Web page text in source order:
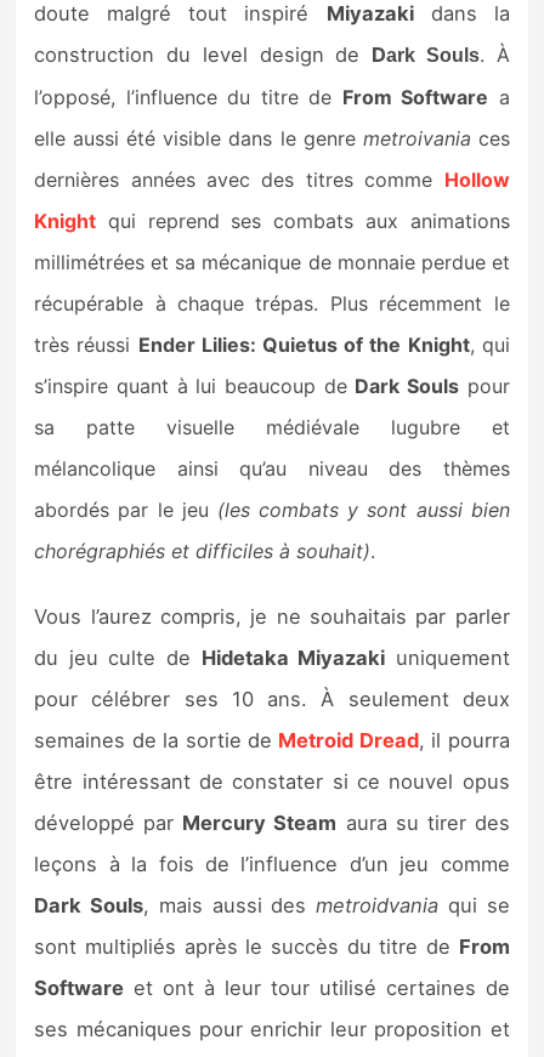
doute malgré tout inspiré Miyazakidans la
construction du level design de Dark Souls. À
l’opposé, l’influence du titre de From Software a
elle aussi été visible dans le genre metroivania ces
dernières années avec des titres comme Hollow
Knight qui reprend ses combats aux animations
millimétrées et sa mécanique de monnaie perdue et
récupérable à chaque trépas. Plus récemment le
très réussi Ender Lilies: Quietus of the Knight, qui
s’inspire quant à lui beaucoup de Dark Souls pour
sa patte visuelle médiévale lugubre et
mélancolique ainsi qu’au niveau des thèmes
abordés par le jeu (les combats y sont aussi bien
chorégraphiés et difficiles à souhait).
Vous l’aurez compris, je ne souhaitais par parler
du jeu culte de Hidetaka Miyazaki uniquement
pour célébrer ses 10 ans. À seulement deux
semaines de la sortie de Metroid Dread, il pourra
être intéressant de constater si ce nouvel opus
développé par Mercury Steam aura su tirer des
leçons à la fois de l’influence d’un jeu comme
Dark Souls, mais aussi desmetroidvania qui se
sont multipliés après le succès du titre de From
Software et ont à leur tour utilisé certaines de
ses mécaniques pour enrichir leur proposition et